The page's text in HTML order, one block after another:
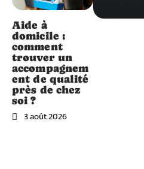
Aide à
domicile :
comment
trouver un
accompagnem
ent de qualité
près de chez
soi ?
3 août 2026